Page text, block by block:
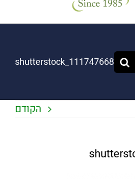
shutterstock_111747668
הקודם